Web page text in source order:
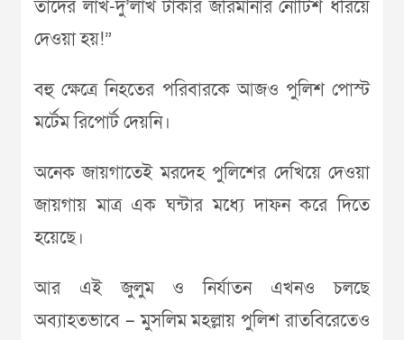
তাদের লাখ-দু’লাখ টাকার জরিমানার নোটিশ ধরিয়ে
দেওয়া হয়!”
বহু ক্ষেত্রে নিহতের পরিবারকে আজও পুলিশ পোস্ট
মর্টেম রিপোর্ট দেয়নি।
অনেক জায়গাতেই মরদেহ পুলিশের দেখিয়ে দেওয়া
জায়গায় মাত্র এক ঘন্টার মধ্যে দাফন করে দিতে
হয়েছে।
আর এই জুলুম ও নির্যাতন এখনও চলছে
অব্যাহতভাবে – মুসলিম মহল্লায় পুলিশ রাতবিরেতেও